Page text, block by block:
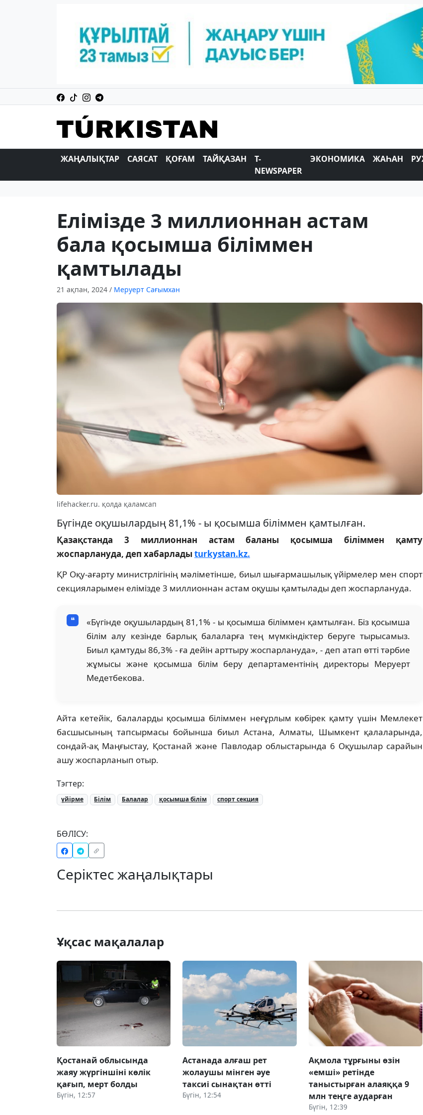
ЖАҢАЛЫҚТАР САЯСАТ ҚОҒАМ ТАЙҚАЗАН
T-
NEWSPAPER
ЭКОНОМИКА ЖАҺАН
Елімізде 3 миллионнан астам
бала қосымша біліммен
қамтылады
21 ақпан, 2024 / Меруерт Сағымхан
lifehacker.ru. қолда қаламсап
Бүгінде оқушылардың 81,1% - ы қосымша біліммен қамтылған.
Қазақстанда 3 миллионнан астам баланы қосымша біліммен қамту
жоспарлануда, деп хабарладыturkystan.kz.
ҚР Оқу-ағарту министрлігінің мәліметінше, биыл шығармашылық үйірмелер мен спорт
секцияларымен елімізде 3 миллионнан астам оқушы қамтылады деп жоспарлануда.
«Бүгінде оқушылардың 81,1% - ы қосымша біліммен қамтылған. Біз қосымша
білім алу кезінде барлық балаларға тең мүмкіндіктер беруге тырысамыз.
Биыл қамтуды 86,3% - ға дейін арттыру жоспарлануда», - деп атап өтті тәрбие
жұмысы және қосымша білім беру департаментінің директоры Меруерт
Медетбекова.
Айта кетейік, балаларды қосымша біліммен неғұрлым көбірек қамту үшін Мемлекет
басшысының тапсырмасы бойынша биыл Астана, Алматы, Шымкент қалаларында,
сондай-ақ Маңғыстау, Қостанай және Павлодар облыстарында 6 Оқушылар сарайын
ашу жоспарланып отыр.
Тэгтер:
үйірме Білім Балалар қосымша білім спорт секция
БӨЛІСУ:
Серіктес жаңалықтары
Ұқсас мақалалар
Қостанай облысында
жаяу жүргіншіні көлік
қағып, мерт болды
Бүгін, 12:57
Астанада алғаш рет
жолаушы мінген әуе
таксиі сынақтан өтті
Бүгін, 12:54
Ақмола тұрғыны өзін
«емші» ретінде
таныстырған алаяққа 9
млн теңге аударған
Бүгін, 12:39